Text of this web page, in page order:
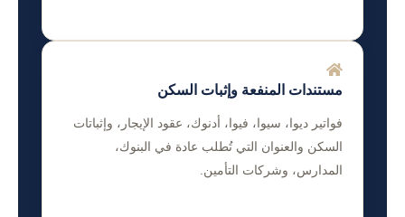
مستندات المنفعة وإثبات السكن
فواتير ديوا، سيوا، فيوا، أدنوك، عقود الإيجار، وإثباتات
السكن والعنوان التي تُطلب عادة في البنوك،
المدارس، وشركات التأمين.